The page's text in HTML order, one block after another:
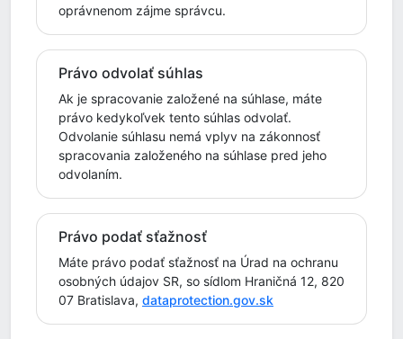
oprávnenom zájme správcu.
Právo odvolať súhlas
Ak je spracovanie založené na súhlase, máte
právo kedykoľvek tento súhlas odvolať.
Odvolanie súhlasu nemá vplyv na zákonnosť
spracovania založeného na súhlase pred jeho
odvolaním.
Právo podať sťažnosť
Máte právo podať sťažnosť na Úrad na ochranu
osobných údajov SR, so sídlom Hraničná 12, 820
07 Bratislava, dataprotection.gov.sk